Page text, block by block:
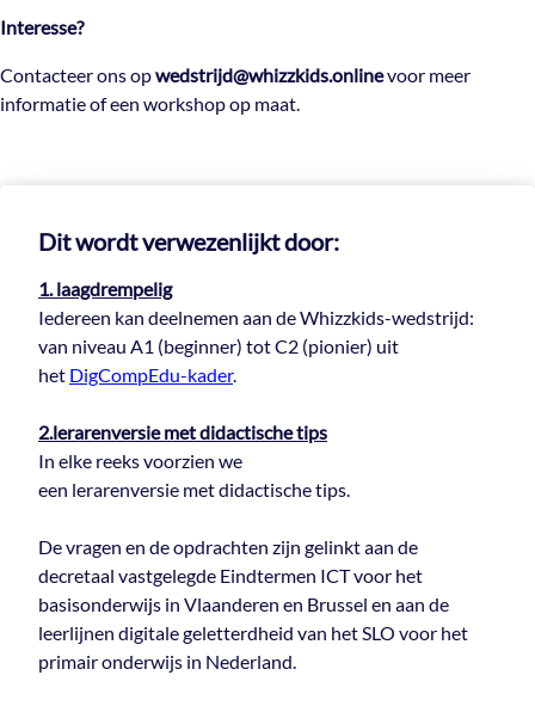
Interesse?
Contacteer ons opwedstrijd@whizzkids.onlinevoor meer
informatie of een workshop op maat.
Dit wordt verwezenlijkt door:
1. laagdrempelig
Iedereen kan deelnemen aan de Whizzkids-wedstrijd:
van niveau A1 (beginner) tot C2 (pionier) uit
het DigCompEdu-kader.
2.lerarenversie met didactische tips
In elke reeks voorzien we
een lerarenversie met didactische tips.
De vragen en de opdrachten zijn gelinkt aan de
decretaal vastgelegde Eindtermen ICT voor het
basisonderwijs in Vlaanderen en Brussel en aan de
leerlijnen digitale geletterdheid van het SLO voor het
primair onderwijs in Nederland.